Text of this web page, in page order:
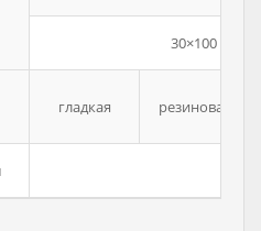
30×100
гладкая резиновая